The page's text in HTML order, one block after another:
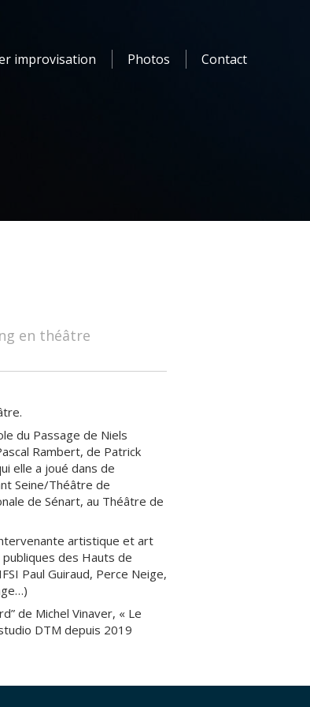
improvisation Photos Contact
en théâtre
du Passage de Niels
Rambert, de Patrick
elle a joué dans de
Seine/Théâtre de
de Sénart, au Théâtre de
artistique et art
des Hauts de
Paul Guiraud, Perce Neige,
de Michel Vinaver, « Le
DTM depuis 2019